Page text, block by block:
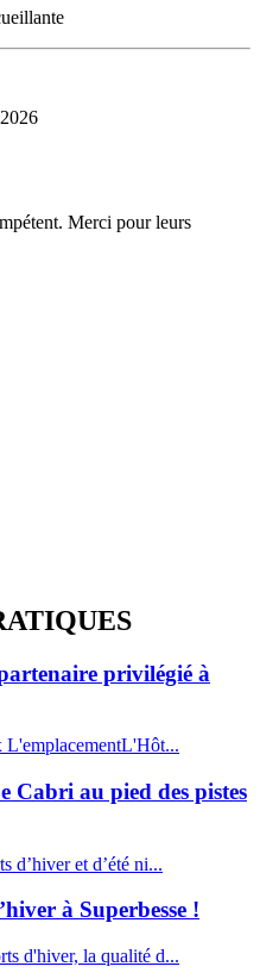
Merci pour leurs
privilégié à
L'emplacementL'Hôt...
Cabri au pied des pistes
d’hiver et d’été ni...
à Superbesse !
d'hiver, la qualité d...